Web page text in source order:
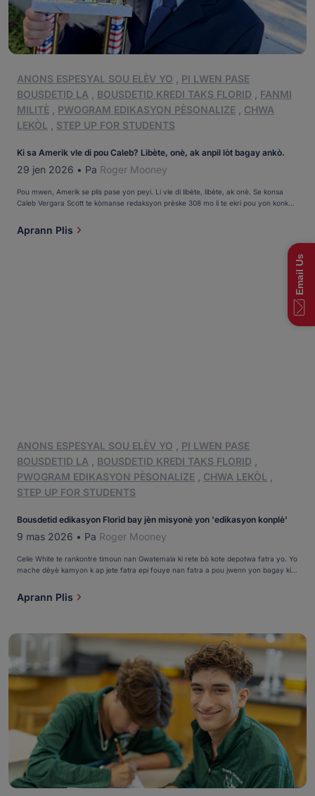
ANONS ESPESYAL SOU ELÈV YO
PI LWEN PASE
BOUSDETID LA
BOUSDETID KREDI TAKS FLORID
FANMI
MILITÈ
PWOGRAM EDIKASYON PÈSONALIZE
CHWA
LEKÒL
STEP UP FOR STUDENTS
Ki sa Amerik vle di pou Caleb? Libète, onè, ak anpil lòt bagay ankò.
29 jen 2026 • Pa Roger Mooney
Pou mwen, Amerik se plis pase yon peyi. Li vle di libète, libète, ak onè. Se konsa
Caleb Vergara Scott te kòmanse redaksyon prèske 308 mo li te ekri pou yon konkou
ak tit li a: Amerik la […]
Aprann Plis
ANONS ESPESYAL SOU ELÈV YO
PI LWEN PASE
BOUSDETID LA
BOUSDETID KREDI TAKS FLORID
PWOGRAM EDIKASYON PÈSONALIZE
CHWA LEKÒL
STEP UP FOR STUDENTS
Bousdetid edikasyon Florid bay jèn misyonè yon 'edikasyon konplè'
9 mas 2026 • Pa Roger Mooney
Celie White te rankontre timoun nan Gwatemala ki rete bò kote depotwa fatra yo. Yo
mache dèyè kamyon k ap jete fatra epi fouye nan fatra a pou jwenn yon bagay ki
salte ak maladi. Pa gen anpil espwa pou yo chape [...]
Aprann Plis
Email Us